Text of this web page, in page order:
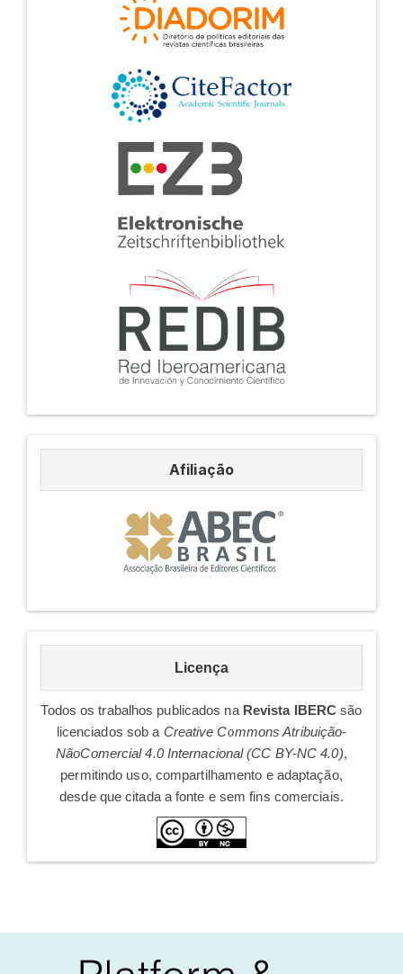
Afiliação
Afiliação
licencaLicença
Todos os trabalhos publicados na Revista IBERC são
licenciados sob a Creative Commons Atribuição-
NãoComercial 4.0 Internacional (CC BY-NC 4.0),
permitindo uso, compartilhamento e adaptação,
desde que citada a fonte e sem fins comerciais.